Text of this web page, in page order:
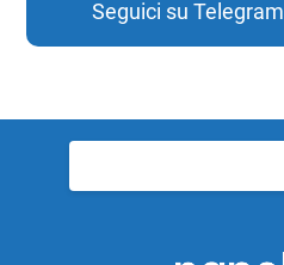
Seguici su Telegram
per: